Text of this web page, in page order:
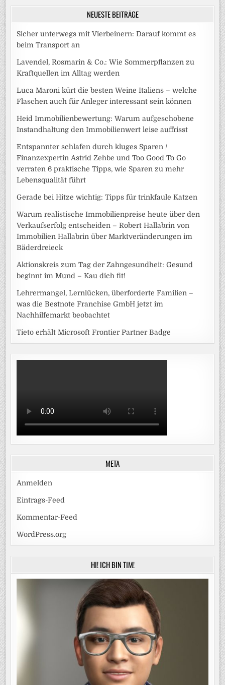
NEUESTE BEITRÄGE
Sicher unterwegs mit Vierbeinern: Darauf kommt es
beim Transport an
Lavendel, Rosmarin & Co.: Wie Sommerpflanzen zu
Kraftquellen im Alltag werden
Luca Maroni kürt die besten Weine Italiens – welche
Flaschen auch für Anleger interessant sein können
Heid Immobilienbewertung: Warum aufgeschobene
Instandhaltung den Immobilienwert leise auffrisst
Entspannter schlafen durch kluges Sparen /
Finanzexpertin Astrid Zehbe und Too Good To Go
verraten 6 praktische Tipps, wie Sparen zu mehr
Lebensqualität führt
Gerade bei Hitze wichtig: Tipps für trinkfaule Katzen
Warum realistische Immobilienpreise heute über den
Verkaufserfolg entscheiden – Robert Hallabrin von
Immobilien Hallabrin über Marktveränderungen im
Bäderdreieck
Aktionskreis zum Tag der Zahngesundheit: Gesund
beginnt im Mund – Kau dich fit!
Lehrermangel, Lernlücken, überforderte Familien –
was die Bestnote Franchise GmbH jetzt im
Nachhilfemarkt beobachtet
Tieto erhält Microsoft Frontier Partner Badge
META
Anmelden
Eintrags-Feed
Kommentar-Feed
WordPress.org
HI! ICH BIN TIM!